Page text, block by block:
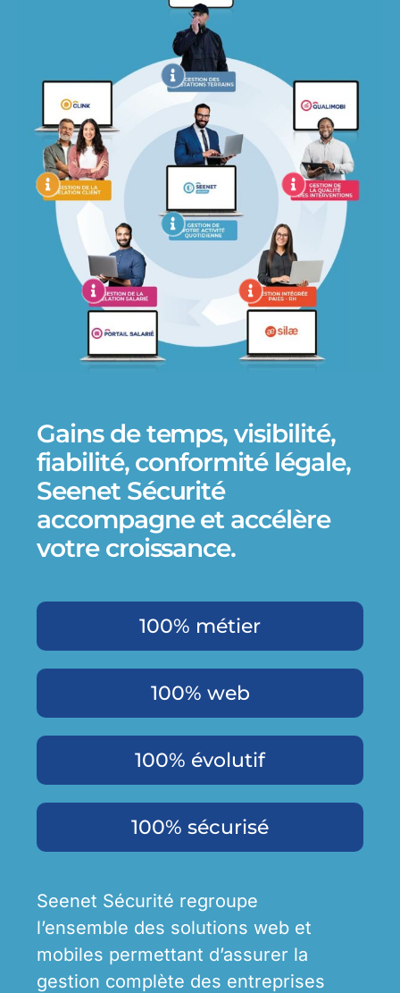
Gains de temps, visibilité,
fiabilité, conformité légale,
Seenet Sécurité
accompagne et accélère
votre croissance.
100% métier
100% web
100% évolutif
100% sécurisé
Seenet Sécurité regroupe
l’ensemble des solutions web et
mobiles permettant d’assurer la
gestion complète des entreprises